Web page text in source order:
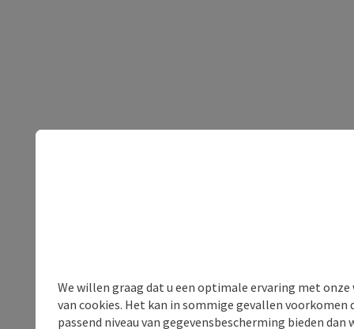
We willen graag dat u een optimale ervaring met
van cookies. Het kan in sommige gevallen voorkomen
passend niveau van gegevensbescherming bieden